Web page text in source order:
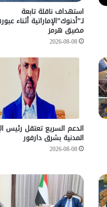
استهداف ناقلة تابعة
لـ”أدنوك”الإماراتية أثناء
مضيق هرمز
2026-08-08
الدعم السريع تعتقل رئيس
المدنية بشرق دارفور
2026-08-08